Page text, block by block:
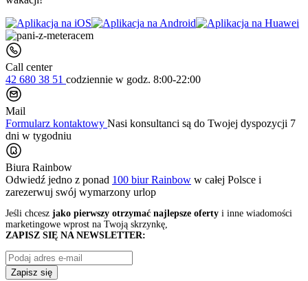
Call center
42 680 38 51 codziennie w godz. 8:00-22:00
Mail
Formularz kontaktowy Nasi konsultanci są do Twojej dyspozycji 7
dni w tygodniu
Biura Rainbow
Odwiedź jedno z ponad 100 biur Rainbow w całej Polsce i
zarezerwuj swój wymarzony urlop
Jeśli chcesz jako pierwszy otrzymać najlepsze oferty i inne wiadomości
marketingowe wprost na Twoją skrzynkę,
ZAPISZ SIĘ NA NEWSLETTER:
Zapisz się